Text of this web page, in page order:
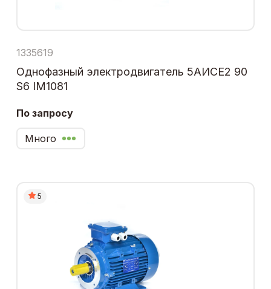
1335619
Однофазный электродвигатель 5АИСЕ2 90
S6 IM1081
По запросу
Много
5